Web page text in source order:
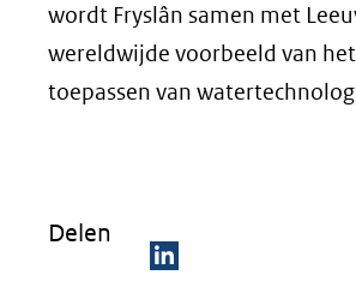
wordt Fryslân samen met
wereldwijde voorbeeld van het
toepassen van
Delen